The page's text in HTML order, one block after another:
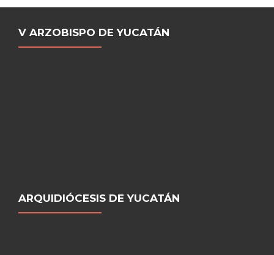
V ARZOBISPO DE YUCATÁN
ARQUIDIÓCESIS DE YUCATÁN